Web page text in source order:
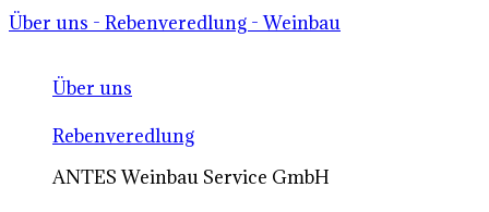
Über uns - Rebenveredlung - Weinbau
Über uns
Rebenveredlung
ANTES Weinbau Service GmbH